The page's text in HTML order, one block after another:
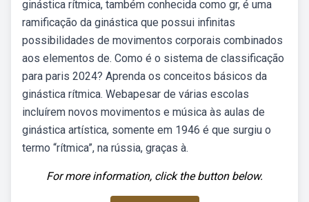
ginástica rítmica, também conhecida como gr, é uma
ramificação da ginástica que possui infinitas
possibilidades de movimentos corporais combinados
aos elementos de. Como é o sistema de classificação
para paris 2024? Aprenda os conceitos básicos da
ginástica rítmica. Webapesar de várias escolas
incluírem novos movimentos e música às aulas de
ginástica artística, somente em 1946 é que surgiu o
termo “rítmica”, na rússia, graças à.
For more information, click the button below.